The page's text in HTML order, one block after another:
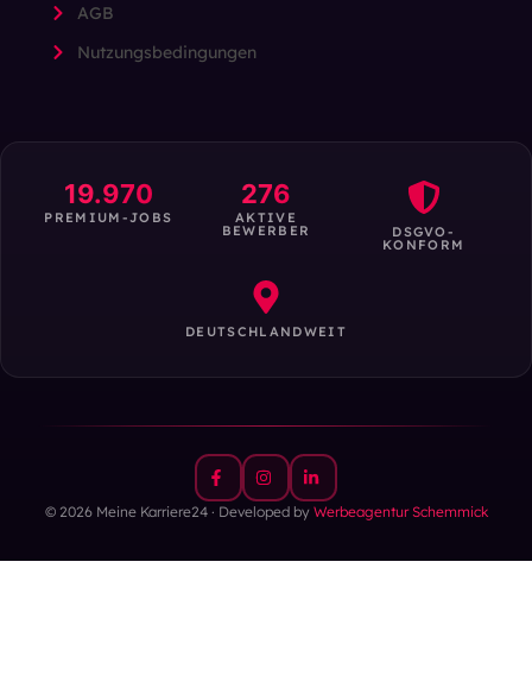
AGB
Nutzungsbedingungen
19.970
PREMIUM-JOBS
276
AKTIVE
BEWERBER DSGVO-
KONFORM
DEUTSCHLANDWEIT
© 2026 Meine Karriere24 · Developed by Werbeagentur Schemmick